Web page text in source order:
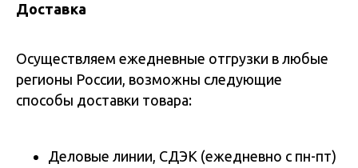
Доставка
Осуществляем ежедневные отгрузки в любые
регионы России, возможны следующие
способы доставки товара:
Деловые линии, СДЭК (ежедневно с пн-пт)